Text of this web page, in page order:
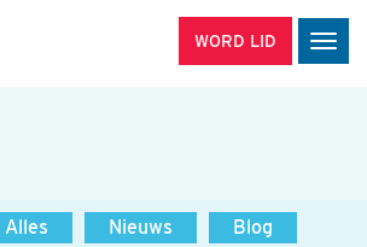
WORD LID
Alles Nieuws
Blog